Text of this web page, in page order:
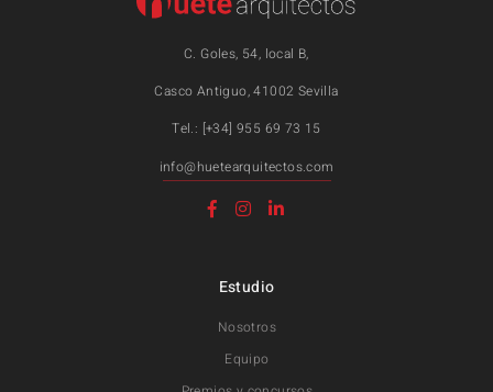
C. Goles, 54, local B,
Casco Antiguo, 41002 Sevilla
Tel.: [+34] 955 69 73 15
info@huetearquitectos.com
Estudio
Nosotros
Equipo